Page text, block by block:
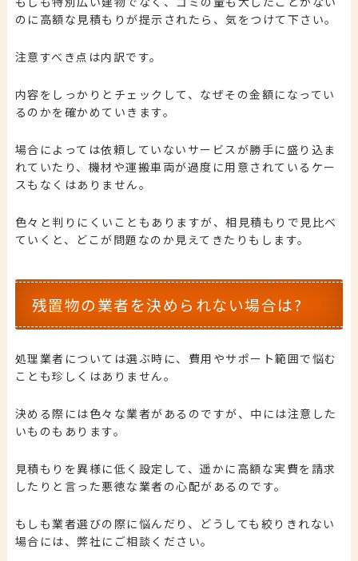
のに高額な見積もりが提示されたら、気をつけて下さい。
注意すべき点は内訳です。
内容をしっかりとチェックして、なぜその金額になってい
るのかを確かめていきます。
場合によっては依頼していないサービスが勝手に盛り込ま
れていたり、機材や運搬車両が過度に用意されているケー
スもなくはありません。
色々と判りにくいこともありますが、相見積もりで見比べ
ていくと、どこが問題なのか見えてきたりもします。
残置物の業者を決められない場合は?
処理業者については選ぶ時に、費用やサポート範囲で悩む
ことも珍しくはありません。
決める際には色々な業者があるのですが、中には注意した
いものもあります。
見積もりを異様に低く設定して、遥かに高額な実費を請求
したりと言った悪徳な業者の心配があるのです。
もしも業者選びの際に悩んだり、どうしても絞りきれない
場合には、弊社にご相談ください。